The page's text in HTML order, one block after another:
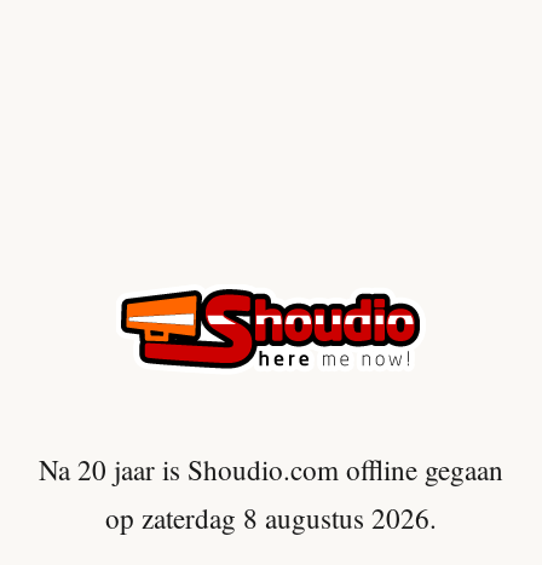
Na 20 jaar is Shoudio.com offline gegaan
op zaterdag 8 augustus 2026.